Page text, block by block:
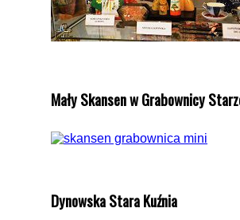
Mały Skansen w Grabownicy
Dynowska Stara Kuźnia